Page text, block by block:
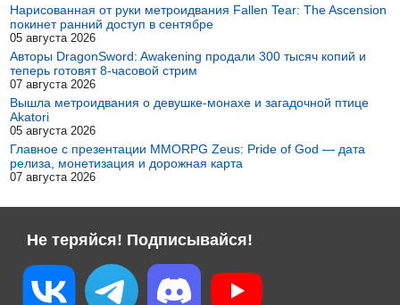
Нарисованная от руки метроидвания Fallen Tear: The Ascension
покинет ранний доступ в сентябре
05 августа 2026
Авторы DragonSword: Awakening продали 300 тысяч копий и
теперь готовят 8-часовой стрим
07 августа 2026
Вышла метроидвания о девушке-монахе и загадочной птице
Akatori
05 августа 2026
Главное с презентации MMORPG Zeus: Pride of God — дата
релиза, монетизация и дорожная карта
07 августа 2026
Не теряйся! Подписывайся!